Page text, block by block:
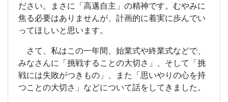
ださい。まさに「高邁自主」の精神です。むやみに
焦る必要はありませんが、計画的に着実に歩んでい
ってほしいと思います。
さて、私はこの一年間、始業式や終業式などで、
みなさんに「挑戦することの大切さ」、そして「挑
戦には失敗がつきもの」、また「思いやりの心を持
つことの大切さ」などについて話をしてきました。